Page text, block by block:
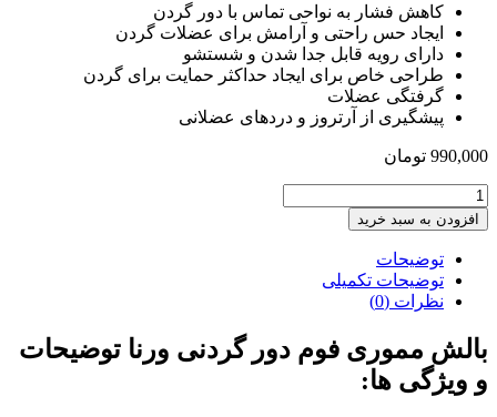
کاهش فشار به نواحی تماس با دور گردن
ایجاد حس راحتی و آرامش برای عضلات گردن
دارای رویه قابل جدا شدن و شستشو
طراحی خاص برای ایجاد حداکثر حمایت برای گردن
گرفتگی عضلات
پیشگیری از آرتروز و دردهای عضلانی
990,000 تومان
بالش
دورگردنی
طبی
مموری
فوم
افزودن به سبد خرید
توضیحات
توضیحات تکمیلی
نظرات (0)
بالش مموری فوم دور گردنی ورنا توضیحات
و ویژگی ها: